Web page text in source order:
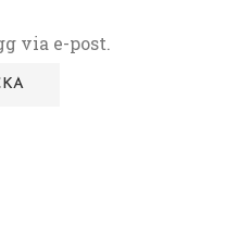
via e-post.